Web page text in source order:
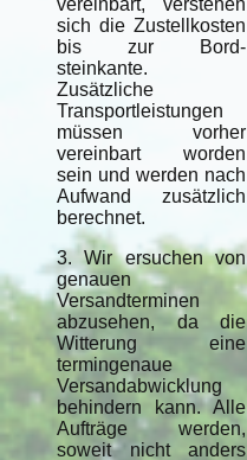
vereinbart, verstehen
sich die Zustellkosten
bis zur Bord-
steinkante.
Zusätzliche
Transportleistungen
müssen vorher
vereinbart worden
sein und werden nach
Aufwand zusätzlich
berechnet.
3. Wir ersuchen von
genauen
Versandterminen
abzusehen, da die
Witterung eine
termingenaue
Versandabwicklung
behindern kann. Alle
Aufträge werden,
soweit nicht anders